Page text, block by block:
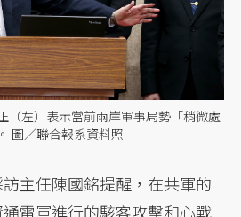
（左）表示當前兩岸軍事局勢「稍微處
圖／聯合報系資料照
訪主任陳國銘提醒，在共軍的
電軍進行的駭客攻擊和心戰